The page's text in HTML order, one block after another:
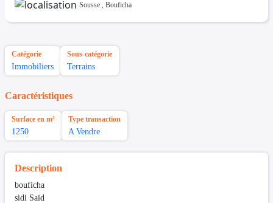
Sousse , Bouficha
Catégorie
Immobiliers
Sous-catégorie
Terrains
Caractéristiques
Surface en m²
1250
Type transaction
A Vendre
Description
bouficha
sidi Saïd